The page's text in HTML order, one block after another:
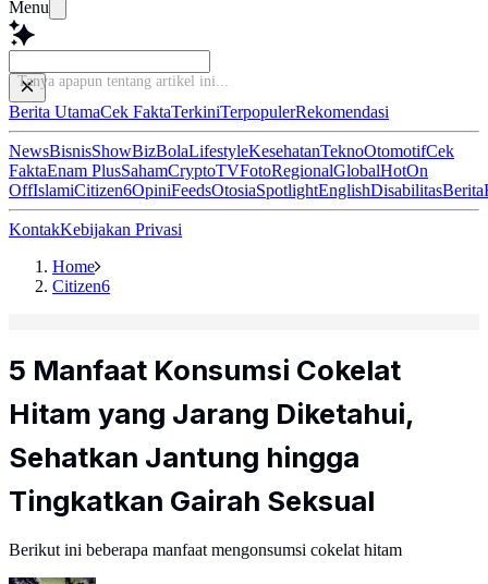
Menu
Baca
Berita UtamaCek FaktaTerkiniTerpopulerRekomendasi
NewsBisnisShowBizBolaLifestyleKesehatanTeknoOtomotifCek
FaktaEnam PlusSahamCryptoTVFotoRegionalGlobalHotOn
OffIslamiCitizen6OpiniFeedsOtosiaSpotlightEnglishDisabilitasBerita
KontakKebijakan Privasi
Home
Citizen6
5 Manfaat Konsumsi Cokelat
Hitam yang Jarang Diketahui,
Sehatkan Jantung hingga
Tingkatkan Gairah Seksual
Berikut ini beberapa manfaat mengonsumsi cokelat hitam